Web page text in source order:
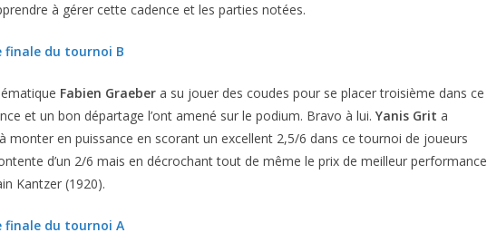
à gérer cette cadence et les parties notées.
finale du tournoi B
Fabien Graeber a su jouer des coudes pour se placer troisième dans ce
et un bon départage l’ont amené sur le podium. Bravo à lui. Yanis Grit a
monter en puissance en scorant un excellent 2,5/6 dans ce tournoi de joueurs
d’un 2/6 mais en décrochant tout de même le prix de meilleur performance
Kantzer (1920).
finale du tournoi A